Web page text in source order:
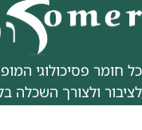
כל חומר פסיכולוגי
לציבור ולצורך השכלה